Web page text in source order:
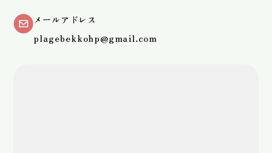
メールアドレス
plagebekkohp@gmail.com